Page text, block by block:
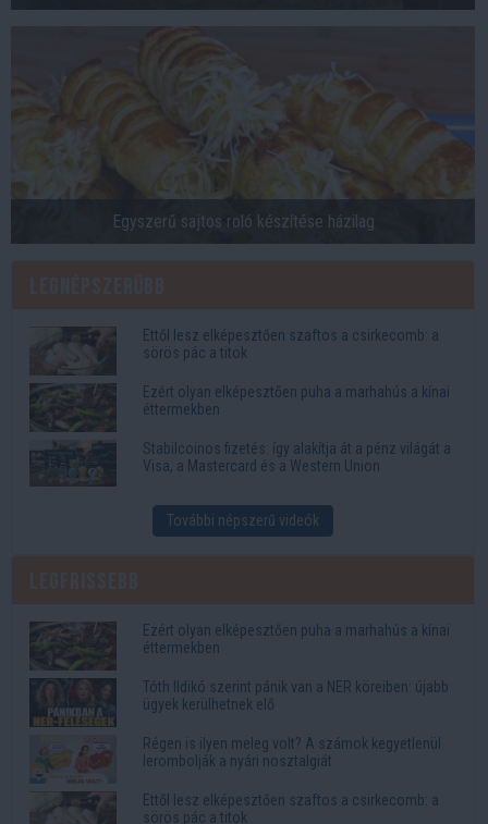
Egyszerű sajtos roló készítése házilag
Ettől lesz elképesztően szaftos a csirkecomb: a
sörös pác a titok
Ezért olyan elképesztően puha a marhahús a kínai
éttermekben
Stabilcoinos fizetés: így alakítja át a pénz világát a
Visa, a Mastercard és a Western Union
További népszerű videók
Ezért olyan elképesztően puha a marhahús a kínai
éttermekben
Tóth Ildikó szerint pánik van a NER köreiben: újabb
ügyek kerülhetnek elő
Régen is ilyen meleg volt? A számok kegyetlenül
lerombolják a nyári nosztalgiát
Ettől lesz elképesztően szaftos a csirkecomb: a
sörös pác a titok